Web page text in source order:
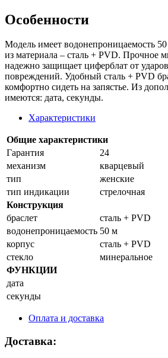
Особенности
Модель имеет водонепроницаемость
из материала – сталь + PVD. Прочное
надежно защищает циферблат от
повреждений. Удобный сталь + PVD
комфортно сидеть на запястье. Из
имеются: дата, секунды.
Характеристики
Общие характеристики
Гарантия
24
механизм
кварцевый
тип
женские
тип индикации
стрелочная
Конструкция
браслет
сталь + PVD
водонепроницаемость 50 м
корпус
сталь + PVD
стекло
минеральное
ФУНКЦИИ
дата
секунды
Оплата и доставка
Доставка: